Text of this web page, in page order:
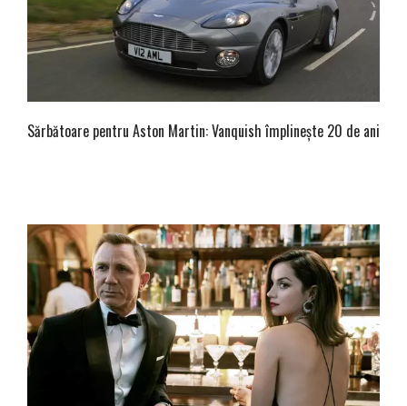
Sărbătoare pentru Aston Martin: Vanquish împlinește 20 de ani